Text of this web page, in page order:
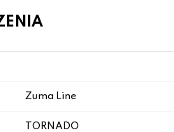
Zuma Line
TORNADO